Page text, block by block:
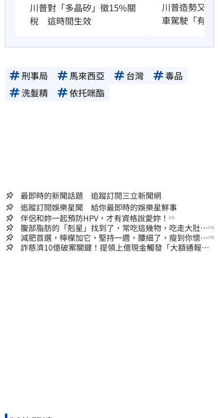
川普對「多晶矽」徵15%關
稅　這時間生效
川普造勢又出
車駕駛「有病
刑事局 馬來西亞 台灣
毒品
洗髮精
依托咪酯
最即時的新聞話題 追蹤訂閱三立新聞網
追蹤訂閱娛樂星聞 給你最即時的娛樂星鮮事
伴侶和妳一起預防HPV，才有資格說愛妳！ PR
腹部脂肪的「剋星」找到了，常吃這幾物，吃走大肚
囊，瘦出小蠻腰
PR
減肥首選，檸檬加它，堅持一週，腰細了，瘦到你懷疑
人生
PR
詐慈濟10億破案關鍵！提領上億現金觸發「大額通報」